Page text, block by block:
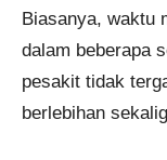
Biasanya, waktu
dalam beberapa
pesakit tidak
berlebihan